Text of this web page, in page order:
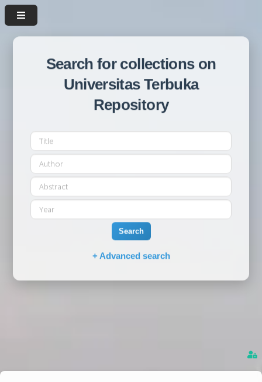
Search for collections on
Universitas Terbuka
Repository
Search
+ Advanced search